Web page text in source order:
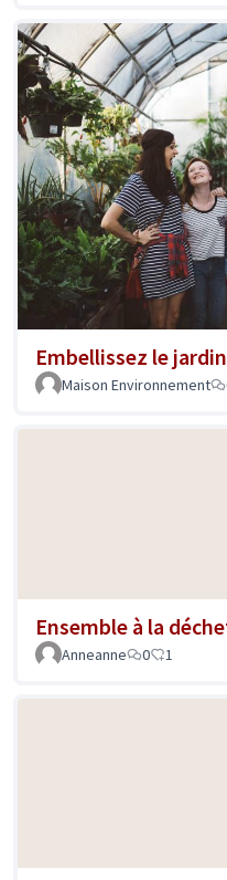
Embellissez le
Maison Environnement
Ensemble à la
Anneanne
0 1